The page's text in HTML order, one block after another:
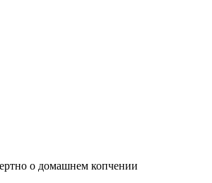
о домашнем копчении